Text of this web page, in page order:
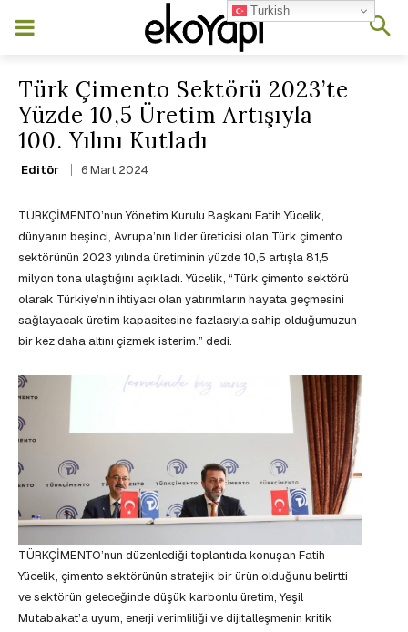
Türk Çimento Sektörü 2023’te
Yüzde 10,5 Üretim Artışıyla
100. Yılını Kutladı
Editör 6 Mart 2024
TÜRKÇİMENTO’nun Yönetim Kurulu Başkanı Fatih Yücelik,
dünyanın beşinci, Avrupa’nın lider üreticisi olan Türk çimento
sektörünün 2023 yılında üretiminin yüzde 10,5 artışla 81,5
milyon tona ulaştığını açıkladı. Yücelik, “Türk çimento sektörü
olarak Türkiye’nin ihtiyacı olan yatırımların hayata geçmesini
sağlayacak üretim kapasitesine fazlasıyla sahip olduğumuzun
bir kez daha altını çizmek isterim.” dedi.
TÜRKÇİMENTO’nun düzenlediği toplantıda konuşan Fatih
Yücelik, çimento sektörünün stratejik bir ürün olduğunu belirtti
ve sektörün geleceğinde düşük karbonlu üretim, Yeşil
Mutabakat’a uyum, enerji verimliliği ve dijitalleşmenin kritik
Turkish